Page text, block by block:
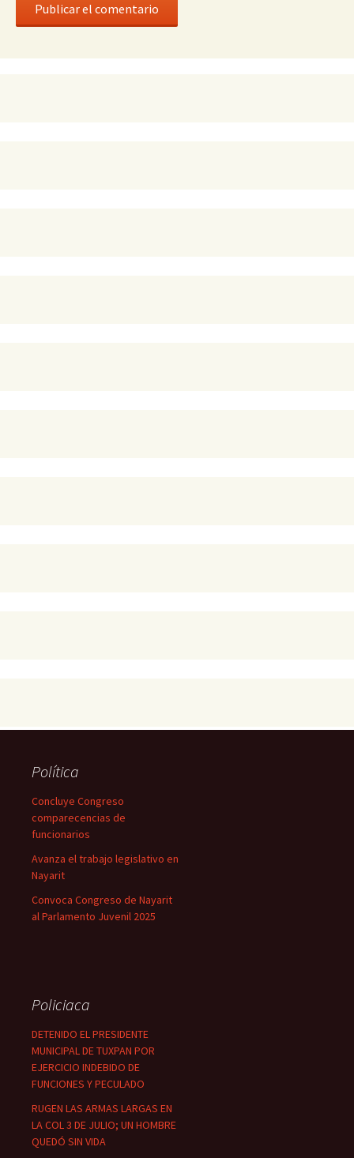
Política
Concluye Congreso
comparecencias de
funcionarios
Avanza el trabajo legislativo en
Nayarit
Convoca Congreso de Nayarit
al Parlamento Juvenil 2025
Policiaca
DETENIDO EL PRESIDENTE
MUNICIPAL DE TUXPAN POR
EJERCICIO INDEBIDO DE
FUNCIONES Y PECULADO
RUGEN LAS ARMAS LARGAS EN
LA COL 3 DE JULIO; UN HOMBRE
QUEDÓ SIN VIDA